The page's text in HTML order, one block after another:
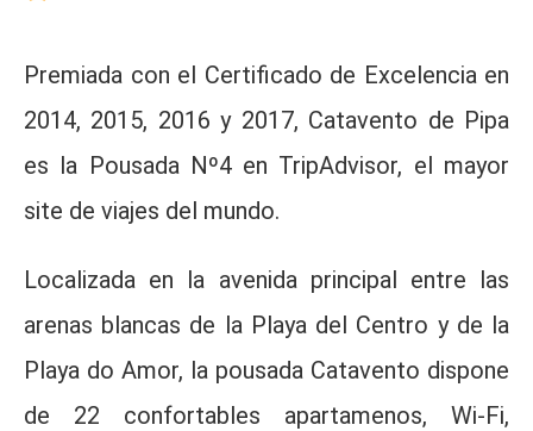
Premiada con el Certificado de Excelencia en
2014, 2015, 2016 y 2017, Catavento de Pipa
es la Pousada Nº4 en TripAdvisor, el mayor
site de viajes del mundo.
Localizada en la avenida principal entre las
arenas blancas de la Playa del Centro y de la
Playa do Amor, la pousada Catavento dispone
de 22 confortables apartamenos, Wi-Fi,